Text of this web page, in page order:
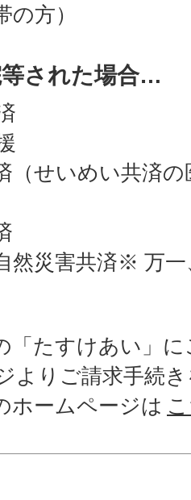
方）
された場合…
（せいめい共済
然災害共済※ 万
「たすけあい」
よりご請求手続
ホームページは